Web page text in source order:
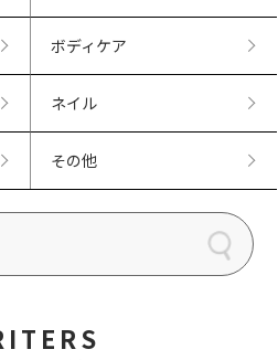
ボディケア
ネイル
その他